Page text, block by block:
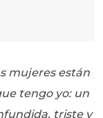
mujeres están
tengo yo: un
triste y